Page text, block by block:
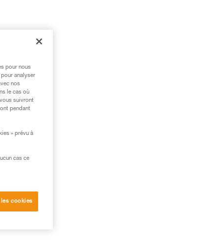
pour nous
analyser
nos
le cas où
suivront
pendant
» prévu à
cas ce
cookies